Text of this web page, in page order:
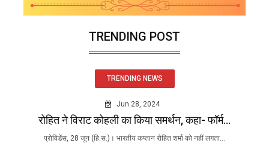
TRENDING POST
TRENDING NEWS
Jun 28, 2024
रोहित ने विराट कोहली का किया समर्थन, कहा- फॉर्म...
प्रोविडेंस, 28 जून (हि.स.)। भारतीय कप्तान रोहित शर्मा को नहीं लगता...